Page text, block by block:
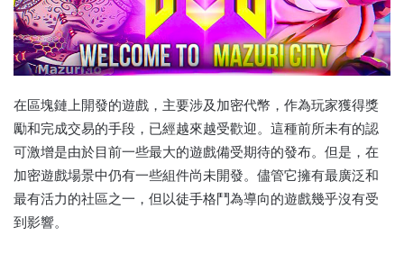
在區塊鏈上開發的遊戲，主要涉及加密代幣，作為玩家獲得獎
勵和完成交易的手段，已經越來越受歡迎。 這種前所未有的認
可激增是由於目前一些最大的遊戲備受期待的發布。 但是，在
加密遊戲場景中仍有一些組件尚未開發。 儘管它擁有最廣泛和
最有活力的社區之一，但以徒手格鬥為導向的遊戲幾乎沒有受
到影響。